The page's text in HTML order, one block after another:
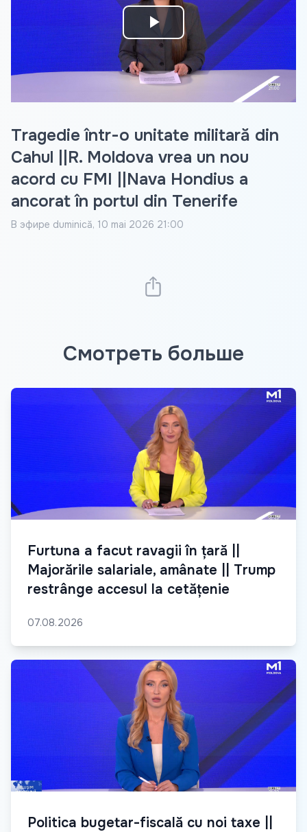
Play
Video
Tragedie într-o unitate militară din
Cahul ||R. Moldova vrea un nou
acord cu FMI ||Nava Hondius a
ancorat în portul din Tenerife
В эфире duminică, 10 mai 2026 21:00
Смотреть больше
Furtuna a facut ravagii în țară ||
Majorările salariale, amânate || Trump
restrânge accesul la cetățenie
07.08.2026
Politica bugetar-fiscală cu noi taxe ||